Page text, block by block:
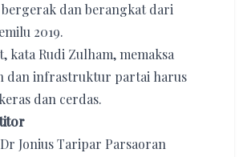
dan berangkat dari
2019.
kata Rudi Zulham, memaksa
dan infrastruktur partai harus
dan cerdas.
Jonius Taripar Parsaoran